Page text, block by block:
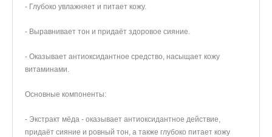
- Глубоко увлажняет и питает кожу.
- Выравнивает тон и придаёт здоровое сияние.
- Оказывает антиоксидантное средство, насыщает кожу
витаминами.
Основные компоненты:
- Экстракт мёда - оказывает антиоксидантное действие,
придаёт сияние и ровный тон, а также глубоко питает кожу